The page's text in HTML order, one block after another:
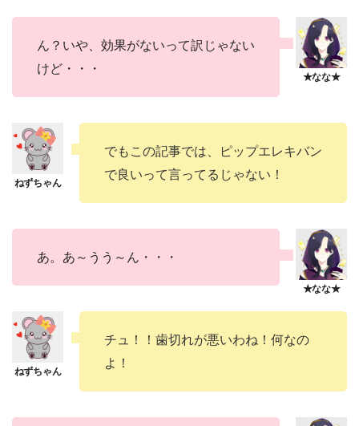
ん？いや、効果がないって訳じゃない
けど・・・
でもこの記事では、ピップエレキバン
で良いって言ってるじゃない！
あ。あ～うう～ん・・・
チュ！！歯切れが悪いわね！何なの
よ！